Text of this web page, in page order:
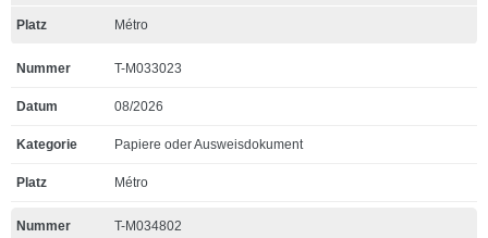
Métro
T-M033023
08/2026
Papiere oder Ausweisdokument
Métro
T-M034802